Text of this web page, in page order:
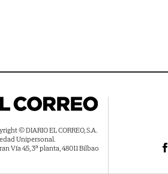
© DIARIO EL CORREO, S.A.
Unipersonal.
Vía 45, 3ª planta, 48011 Bilbao